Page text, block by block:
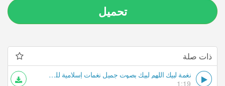
تحميل
ذات صلة
نغمة لبيك اللهم لبيك بصوت جميل نغمات إسلامية للموبايل للهاتف للهاتف للهاتف للهاتف
1:19